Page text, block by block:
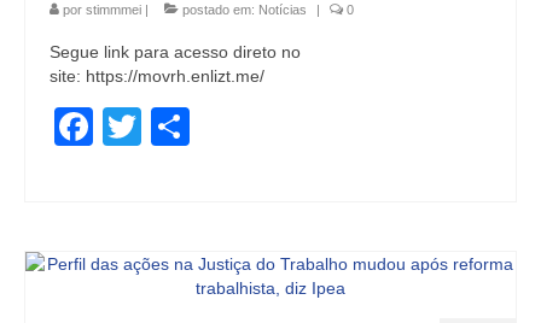
por stimmmei | postado em: Notícias | 0
Segue link para acesso direto no
site: https://movrh.enlizt.me/
Facebook
Twitter